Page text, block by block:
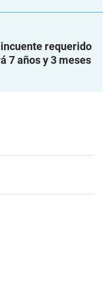
requerido
7 años y 3 meses